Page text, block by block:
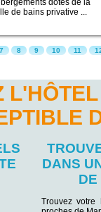
dotés de la
de bains privative ...
7 8 9 10 11
DANS
DE
Trouvez